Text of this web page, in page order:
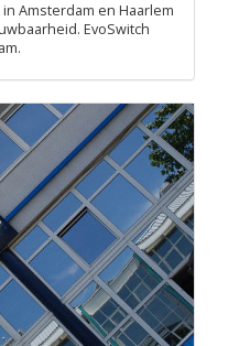
Amsterdam en Haarlem
EvoSwitch